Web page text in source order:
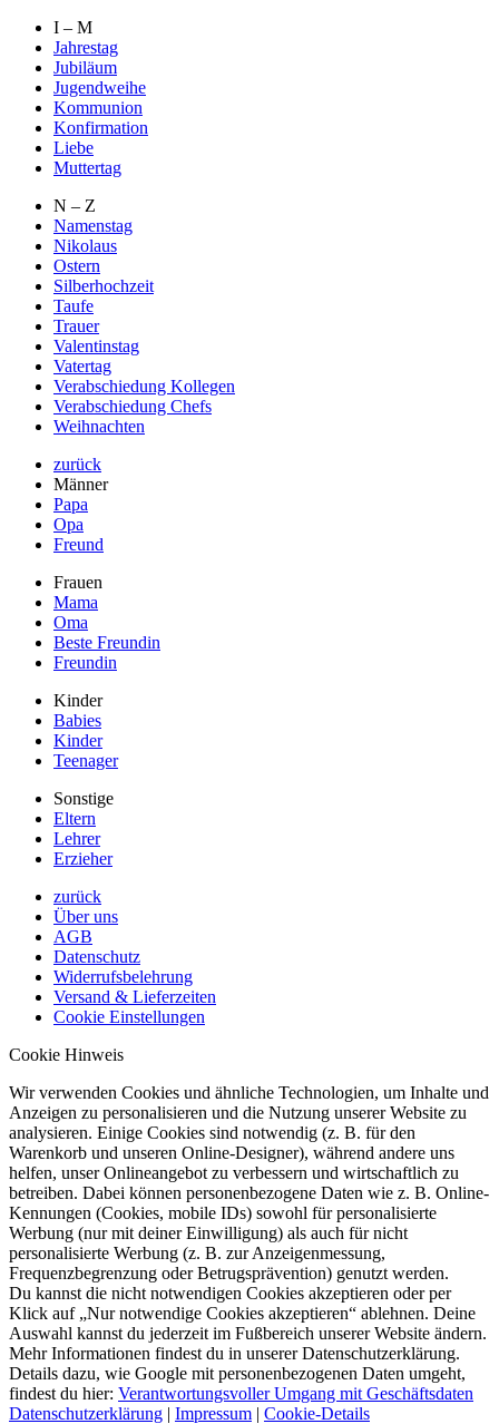
I – M
Jahrestag
Jubiläum
Jugendweihe
Kommunion
Konfirmation
Liebe
Muttertag
N – Z
Namenstag
Nikolaus
Ostern
Silberhochzeit
Taufe
Trauer
Valentinstag
Vatertag
Verabschiedung Kollegen
Verabschiedung Chefs
Weihnachten
zurück
Männer
Papa
Opa
Freund
Frauen
Mama
Oma
Beste Freundin
Freundin
Kinder
Babies
Kinder
Teenager
Sonstige
Eltern
Lehrer
Erzieher
zurück
Über uns
AGB
Datenschutz
Widerrufsbelehrung
Versand & Lieferzeiten
Cookie Einstellungen
Cookie Hinweis
Wir verwenden Cookies und ähnliche Technologien, um Inhalte und
Anzeigen zu personalisieren und die Nutzung unserer Website zu
analysieren. Einige Cookies sind notwendig (z. B. für den
Warenkorb und unseren Online-Designer), während andere uns
helfen, unser Onlineangebot zu verbessern und wirtschaftlich zu
betreiben. Dabei können personenbezogene Daten wie z. B. Online-
Kennungen (Cookies, mobile IDs) sowohl für personalisierte
Werbung (nur mit deiner Einwilligung) als auch für nicht
personalisierte Werbung (z. B. zur Anzeigenmessung,
Frequenzbegrenzung oder Betrugsprävention) genutzt werden.
Du kannst die nicht notwendigen Cookies akzeptieren oder per
Klick auf „Nur notwendige Cookies akzeptieren“ ablehnen. Deine
Auswahl kannst du jederzeit im Fußbereich unserer Website ändern.
Mehr Informationen findest du in unserer Datenschutzerklärung.
Details dazu, wie Google mit personenbezogenen Daten umgeht,
findest du hier: Verantwortungsvoller Umgang mit Geschäftsdaten
Datenschutzerklärung | Impressum | Cookie-Details